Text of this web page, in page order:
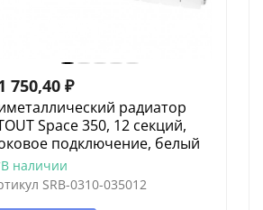
750,40 ₽
радиатор
Space 350, 12 секций,
подключение, белый
В наличии
SRB-0310-035012